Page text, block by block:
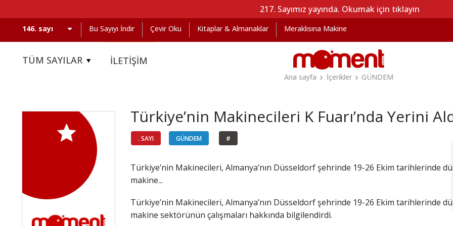
217. Sayımız yayında. Okumak için tıklayın
Bu Sayıyı İndir Çevir Oku Kitaplar & Almanaklar Meraklısına Makine
TÜM SAYILAR İLETİŞİM
Ana sayfa
İçerikler GÜNDEM
Türkiye’nin Makinecileri K Fuarı’nda Yerini
. SAYI GÜNDEM #
Türkiye’nin Makinecileri, Almanya’nın Düsseldorf şehrinde 19-26 Ekim tarihlerinde
makine...
Türkiye’nin Makinecileri, Almanya’nın Düsseldorf şehrinde 19-26 Ekim tarihlerinde
makine sektörünün çalışmaları hakkında bilgilendirdi.